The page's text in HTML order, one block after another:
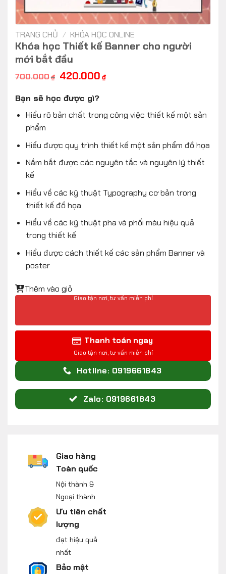
TRANG CHỦ / KHÓA HỌC ONLINE
Khóa học Thiết kế Banner cho người
mới bắt đầu
700.000₫ Giá
gốc
700.000₫.
420.000 ₫Giá
hiện
Bạn sẽ học được gì?
Hiểu rõ bản chất trong công việc thiết kế một sản
phẩm
Hiểu được quy trình thiết kế một sản phẩm đồ họa
Nắm bắt được các nguyên tắc và nguyên lý thiết
kế
Hiểu về các kỹ thuật Typography cơ bản trong
thiết kế đồ họa
Hiểu về các kỹ thuật pha và phối màu hiệu quả
trong thiết kế
Hiểu được cách thiết kế các sản phẩm Banner và
poster
Thêm vào giỏ
Thanh toán ngay
Hotline: 0919661843
Zalo: 0919661843
Giao hàng
Toàn quốc
Nội thành &
Ngoại thành
Ưu tiên chất
lượng
đạt hiệu quả
nhất
Bảo mật